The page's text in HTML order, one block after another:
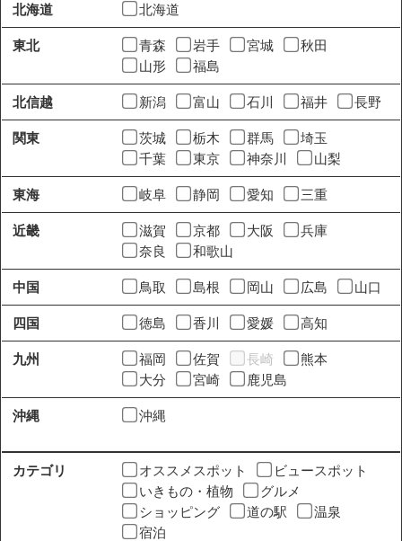
北海道 北海道
東北 青森 岩手 宮城
秋田
山形
福島
北信越 新潟 富山 石川 福井 長野
関東 茨城 栃木 群馬
埼玉
千葉
東京 神奈川 山梨
東海 岐阜 静岡 愛知 三重
近畿 滋賀 京都 大阪
兵庫
奈良
和歌山
中国 鳥取 島根 岡山 広島 山口
四国 徳島 香川 愛媛 高知
九州 福岡 佐賀 長崎
熊本
大分
宮崎 鹿児島
沖縄 沖縄
カテゴリ オススメスポット
ビュースポット
いきもの・植物
グルメ
ショッピング
道の駅
温泉
宿泊